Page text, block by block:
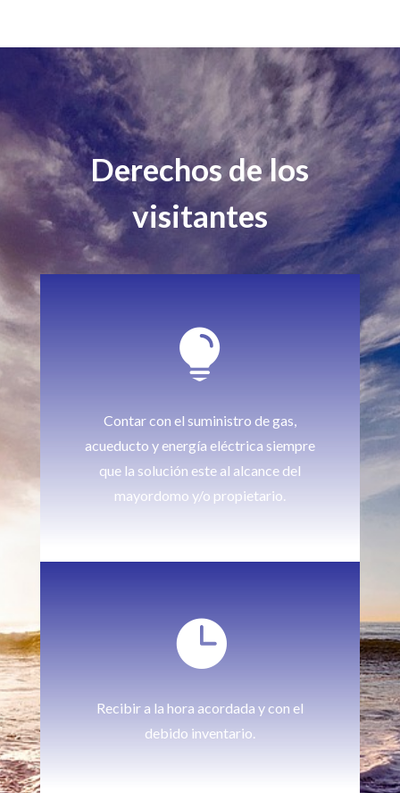
Derechos de los
visitantes

Contar con el suministro de gas,
acueducto y energía eléctrica siempre
que la solución este al alcance del
mayordomo y/o propietario.

Recibir a la hora acordada y con el
debido inventario.